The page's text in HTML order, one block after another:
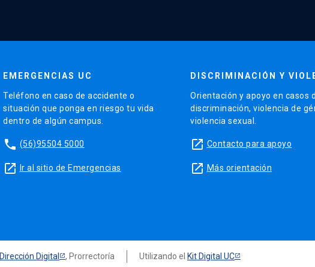
EMERGENCIAS UC
Teléfono en caso de accidente o
situación que ponga en riesgo tu vida
dentro de algún campus.
phone (56)95504 5000
launch Ir al sitio de Emergencias
DISCRIMINACIÓN Y
Orientación y apoyo en casos
discriminación, violencia de
violencia sexual.
launch Contacto para apoyo
launch Más orientación
Dirección Digital , Prorrectoría Utilizando el Kit Digital UC